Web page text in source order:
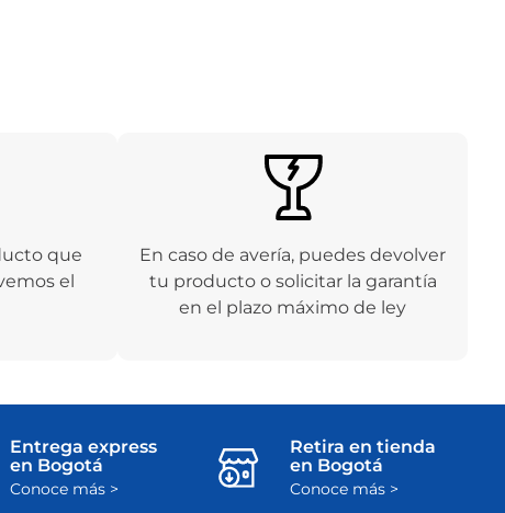
que
el
En caso de avería, puedes devolver
tu producto o solicitar la garantía
en el plazo máximo de ley
Entrega express
en Bogotá
Conoce más >
Retira en tienda
en Bogotá
Conoce más >